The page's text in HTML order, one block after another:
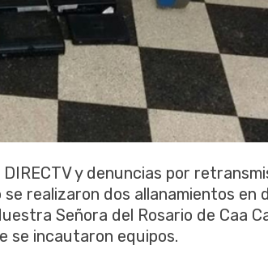
y denuncias por
realizaron dos allanamientos en
Señora del Rosario de Caa
se incautaron equipos.